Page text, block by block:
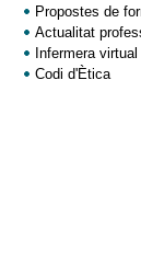
Propostes de
Actualitat
Infermera virtual
Codi d'Ètica